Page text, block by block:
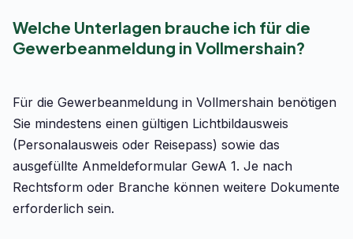
Welche Unterlagen brauche ich für die
Gewerbeanmeldung in Vollmershain?
Für die Gewerbeanmeldung in Vollmershain benötigen
Sie mindestens einen gültigen Lichtbildausweis
(Personalausweis oder Reisepass) sowie das
ausgefüllte Anmeldeformular GewA 1. Je nach
Rechtsform oder Branche können weitere Dokumente
erforderlich sein.